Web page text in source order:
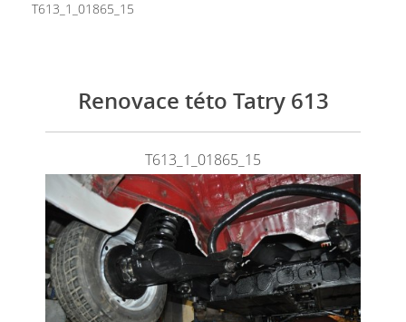
T613_1_01865_15
Renovace této Tatry 613
T613_1_01865_15